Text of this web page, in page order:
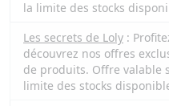
la limite des stocks
Les secrets de Loly :
découvrez nos offres
de produits. Offre valable
limite des stocks